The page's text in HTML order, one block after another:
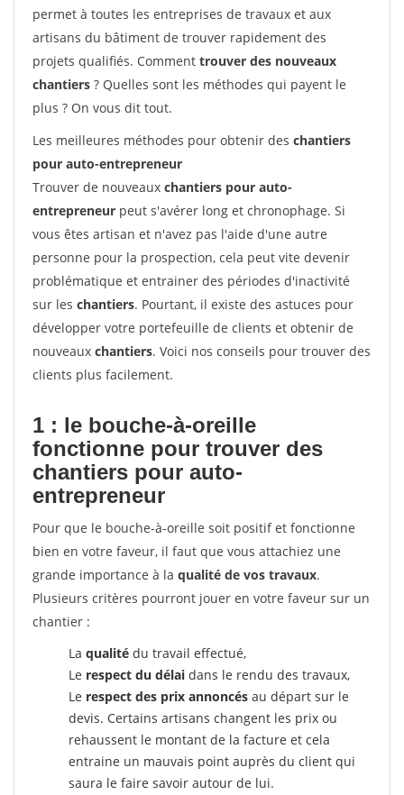
permet à toutes les entreprises de travaux et aux
artisans du bâtiment de trouver rapidement des
projets qualifiés. Comment trouver des nouveaux
chantiers ? Quelles sont les méthodes qui payent le
plus ? On vous dit tout.
Les meilleures méthodes pour obtenir des chantiers
pour auto-entrepreneur
Trouver de nouveaux chantiers pour auto-
entrepreneur peut s'avérer long et chronophage. Si
vous êtes artisan et n'avez pas l'aide d'une autre
personne pour la prospection, cela peut vite devenir
problématique et entrainer des périodes d'inactivité
sur les chantiers. Pourtant, il existe des astuces pour
développer votre portefeuille de clients et obtenir de
nouveaux chantiers. Voici nos conseils pour trouver des
clients plus facilement.
1 : le bouche-à-oreille
fonctionne pour trouver des
chantiers pour auto-
entrepreneur
Pour que le bouche-à-oreille soit positif et fonctionne
bien en votre faveur, il faut que vous attachiez une
grande importance à la qualité de vos travaux.
Plusieurs critères pourront jouer en votre faveur sur un
chantier :
La qualité du travail effectué,
Le respect du délai dans le rendu des travaux,
Le respect des prix annoncés au départ sur le
devis. Certains artisans changent les prix ou
rehaussent le montant de la facture et cela
entraine un mauvais point auprès du client qui
saura le faire savoir autour de lui.